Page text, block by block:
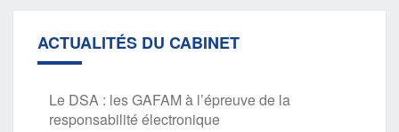
ACTUALITÉS DU CABINET
Le DSA : les GAFAM à l’épreuve de la
responsabilité électronique